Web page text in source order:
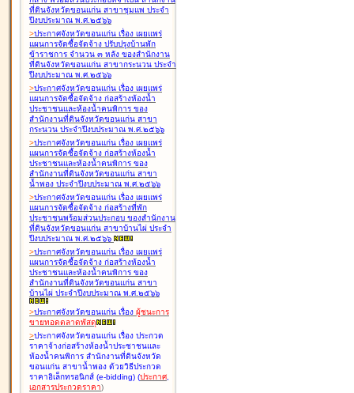
ที่ดินจังหวัดขอนแก่น สาขาชุมแพ ประจำ
ปีงบประมาณ พ.ศ.๒๕๖๖
>ประกาศจังหวัดขอนแก่น เรื่อง เผยแพร่
แผนการจัดซื้อจัดจ้าง ปรับปรุงบ้านพัก
ข้าราชการ จำนวน ๓ หลัง ของสำนักงาน
ที่ดินจังหวัดขอนแก่น สาขากระนวน ประจำ
ปีงบประมาณ พ.ศ.๒๕๖๖
>ประกาศจังหวัดขอนแก่น เรื่อง เผยแพร่
แผนการจัดซื้อจัดจ้าง ก่อสร้างห้องน้ำ
ประชาชนและห้องน้ำคนพิการ ของ
สำนักงานที่ดินจังหวัดขอนแก่น สาขา
กระนวน ประจำปีงบประมาณ พ.ศ.๒๕๖๖
>ประกาศจังหวัดขอนแก่น เรื่อง เผยแพร่
แผนการจัดซื้อจัดจ้าง ก่อสร้างห้องน้ำ
ประชาชนและห้องน้ำคนพิการ ของ
สำนักงานที่ดินจังหวัดขอนแก่น สาขา
น้ำพอง ประจำปีงบประมาณ พ.ศ.๒๕๖๖
>ประกาศจังหวัดขอนแก่น เรื่อง เผยแพร่
แผนการจัดซื้อจัดจ้าง ก่อสร้างที่พัก
ประชาชนพร้อมส่วนประกอบ ของสำนักงาน
ที่ดินจังหวัดขอนแก่น สาขาบ้านไผ่ ประจำ
ปีงบประมาณ พ.ศ.๒๕๖๖
>ประกาศจังหวัดขอนแก่น เรื่อง เผยแพร่
แผนการจัดซื้อจัดจ้าง ก่อสร้างห้องน้ำ
ประชาชนและห้องน้ำคนพิการ ของ
สำนักงานที่ดินจังหวัดขอนแก่น สาขา
บ้านไผ่ ประจำปีงบประมาณ พ.ศ.๒๕๖๖
>ประกาศจังหวัดขอนแก่น เรื่อง ผู้ชนะการ
ขายทอดตลาดพัสดุ
>ประกาศจังหวัดขอนแก่น เรื่อง ประกวด
ราคาจ้างก่อสร้างห้องน้ำประชาชนและ
ห้องน้ำคนพิการ สำนักงานที่ดินจังหวัด
ขอนแก่น สาขาน้ำพอง ด้วยวิธีประกวด
ราคาอิเล็กทรอนิกส์ (e-bidding) (ประกาศ,
เอกสารประกวดราคา)